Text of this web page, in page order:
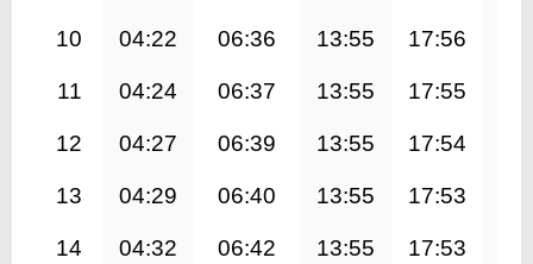
10 04:22 06:36 13:55 17:56
11 04:24 06:37 13:55 17:55
12 04:27 06:39 13:55 17:54
13 04:29 06:40 13:55 17:53
14 04:32 06:42 13:55 17:53